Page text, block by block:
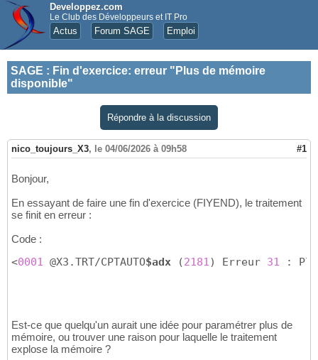
Developpez.com
Le Club des Développeurs et IT Pro
Actus Forum SAGE Emploi
SAGE : Fin d'exercice: erreur "Plus de mémoire
disponible"
Répondre à la discussion
nico_toujours_X3, le 04/06/2026 à 09h58 #1
Bonjour,
En essayant de faire une fin d'exercice (FIYEND), le traitement
se finit en erreur :
Code :
<0001 @X3.TRT/CPTAUTO$adx (2181) Erreur 31 :
Est-ce que quelqu'un aurait une idée pour paramétrer plus de
mémoire, ou trouver une raison pour laquelle le traitement
explose la mémoire ?